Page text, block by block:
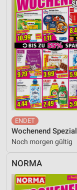
Wochenend Spezial
Noch morgen gültig
NORMA